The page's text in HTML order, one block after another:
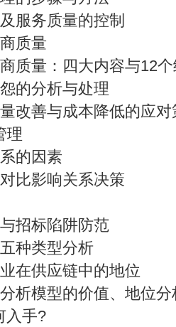
服务质量的控制
质量
质量：四大内容与12
的分析与处理
改善与成本降低的应对
理
的因素
比影响关系决策
招标陷阱防范
种类型分析
在供应链中的地位
分析模型的价值、地位
入手?